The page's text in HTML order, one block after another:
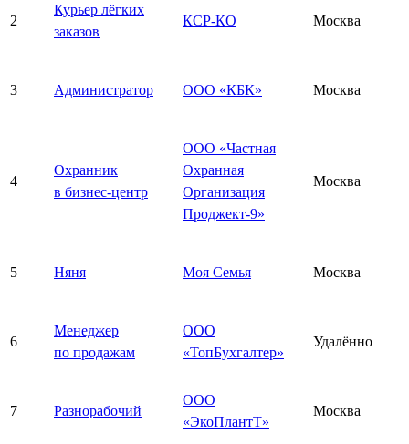
2
Курьер лёгких
заказов
КСР-КО Москва
3 Администратор ООО «КБК» Москва
4
Охранник
в бизнес-центр
ООО «Частная
Охранная
Организация
Проджект-9»
Москва
5 Няня Моя Семья Москва
6
Менеджер
по продажам
ООО
«ТопБухгалтер»
Удалённо
7 Разнорабочий
ООО
«ЭкоПлантТ»
Москва